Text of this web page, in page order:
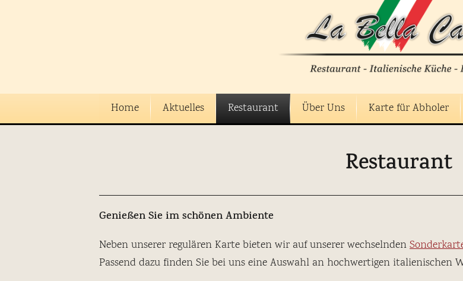
Home Aktuelles Restaurant Über Uns Karte für Abholer
Restaurant
Genießen Sie im schönen Ambiente
Neben unserer regulären Karte bieten wir auf unserer wechselnden
Passend dazu finden Sie bei uns eine Auswahl an hochwertigen italienischen